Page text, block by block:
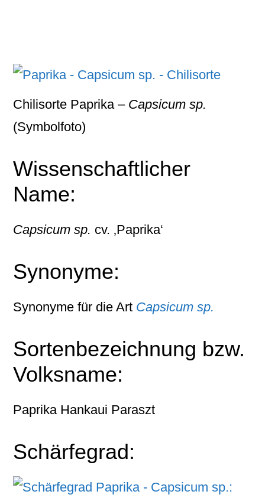
Chilisorte Paprika – Capsicum sp.
(Symbolfoto)
Wissenschaftlicher
Name:
Capsicum sp. cv. ‚Paprika‘
Synonyme:
Synonyme für die Art Capsicum sp.
Sortenbezeichnung bzw.
Volksname:
Paprika Hankaui Paraszt
Schärfegrad: